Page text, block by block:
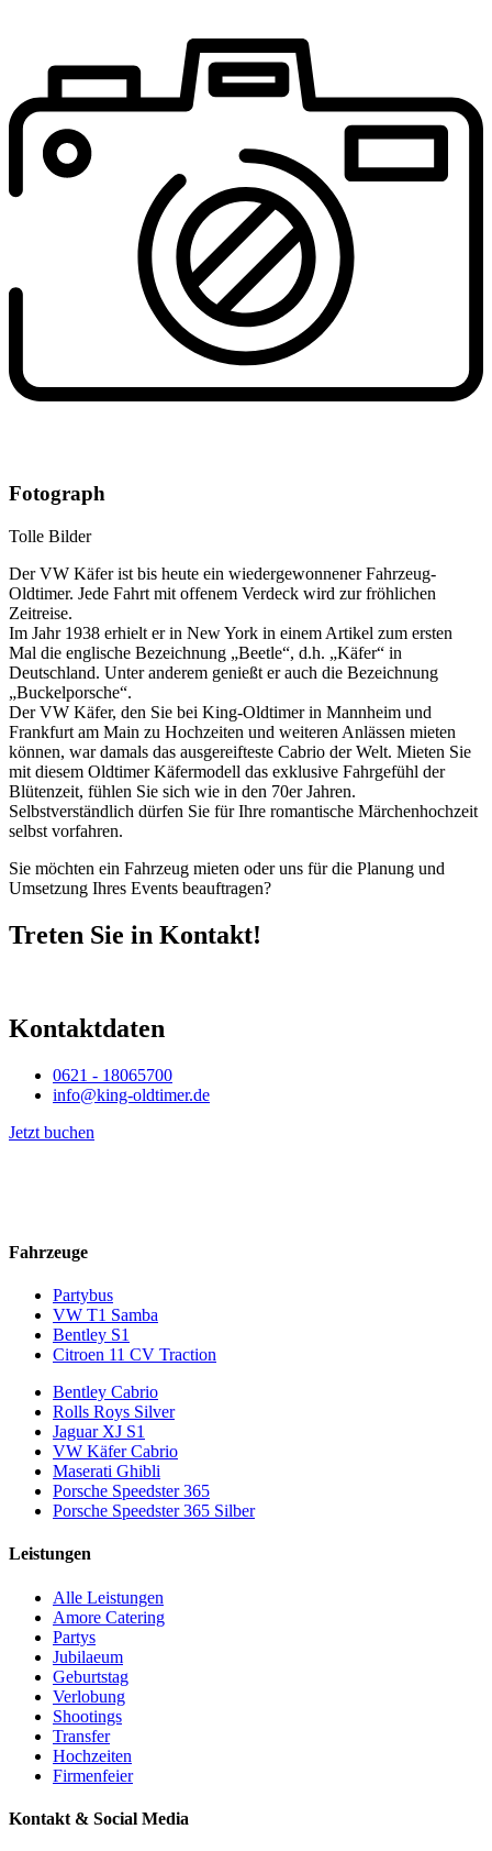
Fotograph
Tolle Bilder
Der VW Käfer ist bis heute ein wiedergewonnener Fahrzeug-
Oldtimer. Jede Fahrt mit offenem Verdeck wird zur fröhlichen
Zeitreise.
Im Jahr 1938 erhielt er in New York in einem Artikel zum ersten
Mal die englische Bezeichnung „Beetle“, d.h. „Käfer“ in
Deutschland. Unter anderem genießt er auch die Bezeichnung
„Buckelporsche“.
Der VW Käfer, den Sie bei King-Oldtimer in Mannheim und
Frankfurt am Main zu Hochzeiten und weiteren Anlässen mieten
können, war damals das ausgereifteste Cabrio der Welt. Mieten Sie
mit diesem Oldtimer Käfermodell das exklusive Fahrgefühl der
Blütenzeit, fühlen Sie sich wie in den 70er Jahren.
Selbstverständlich dürfen Sie für Ihre romantische Märchenhochzeit
selbst vorfahren.
Sie möchten ein Fahrzeug mieten oder uns für die Planung und
Umsetzung Ihres Events beauftragen?
Treten Sie in Kontakt!
Kontaktdaten
0621 - 18065700
info@king-oldtimer.de
Jetzt buchen
Fahrzeuge
Partybus
VW T1 Samba
Bentley S1
Citroen 11 CV Traction
Bentley Cabrio
Rolls Roys Silver
Jaguar XJ S1
VW Käfer Cabrio
Maserati Ghibli
Porsche Speedster 365
Porsche Speedster 365 Silber
Leistungen
Alle Leistungen
Amore Catering
Partys
Jubilaeum
Geburtstag
Verlobung
Shootings
Transfer
Hochzeiten
Firmenfeier
Kontakt & Social Media